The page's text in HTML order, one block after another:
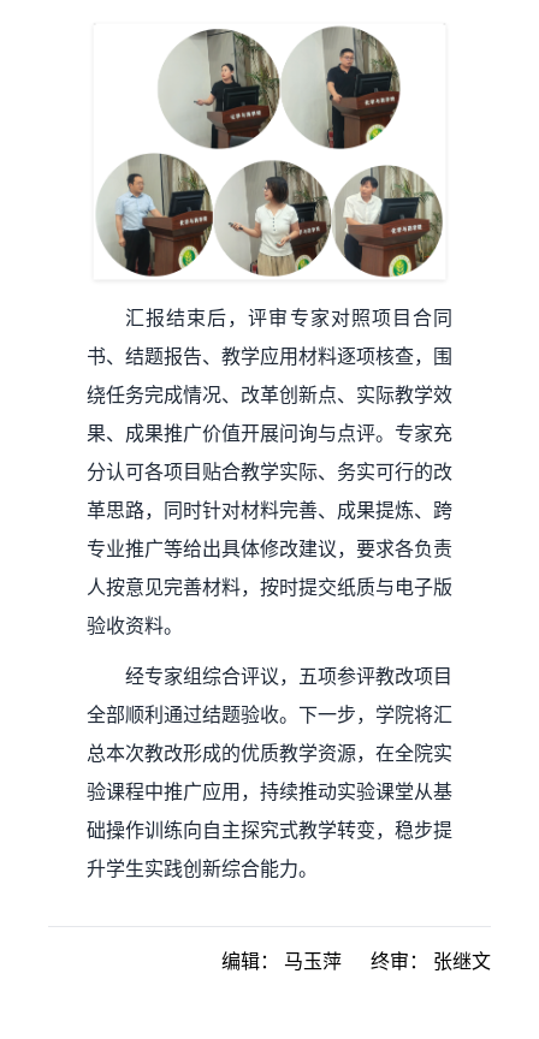
汇报结束后，评审专家对照项目合同
书、结题报告、教学应用材料逐项核查，围
绕任务完成情况、改革创新点、实际教学效
果、成果推广价值开展问询与点评。专家充
分认可各项目贴合教学实际、务实可行的改
革思路，同时针对材料完善、成果提炼、跨
专业推广等给出具体修改建议，要求各负责
人按意见完善材料，按时提交纸质与电子版
验收资料。
经专家组综合评议，五项参评教改项目
全部顺利通过结题验收。下一步，学院将汇
总本次教改形成的优质教学资源，在全院实
验课程中推广应用，持续推动实验课堂从基
础操作训练向自主探究式教学转变，稳步提
升学生实践创新综合能力。
编辑： 马玉萍 终审： 张继文